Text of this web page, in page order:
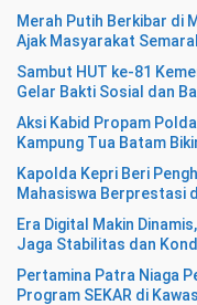
Merah Putih Berkibar di
Ajak Masyarakat
Sambut HUT ke-81
Gelar Bakti Sosial dan
Aksi Kabid Propam
Kampung Tua Batam
Kapolda Kepri Beri
Mahasiswa Berprestasi
Era Digital Makin
Jaga Stabilitas dan
Pertamina Patra Niaga
Program SEKAR di